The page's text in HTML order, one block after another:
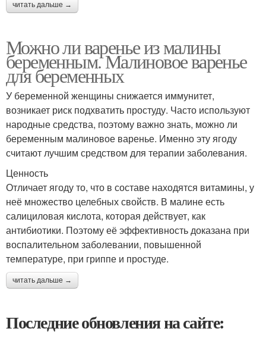
читать дальше →
Можно ли варенье из малины
беременным. Малиновое варенье
для беременных
У беременной женщины снижается иммунитет,
возникает риск подхватить простуду. Часто используют
народные средства, поэтому важно знать, можно ли
беременным малиновое варенье. Именно эту ягоду
считают лучшим средством для терапии заболевания.
Ценность
Отличает ягоду то, что в составе находятся витамины, у
неё множество целебных свойств. В малине есть
салициловая кислота, которая действует, как
антибиотики. Поэтому её эффективность доказана при
воспалительном заболевании, повышенной
температуре, при гриппе и простуде.
читать дальше →
Последние обновления на сайте: